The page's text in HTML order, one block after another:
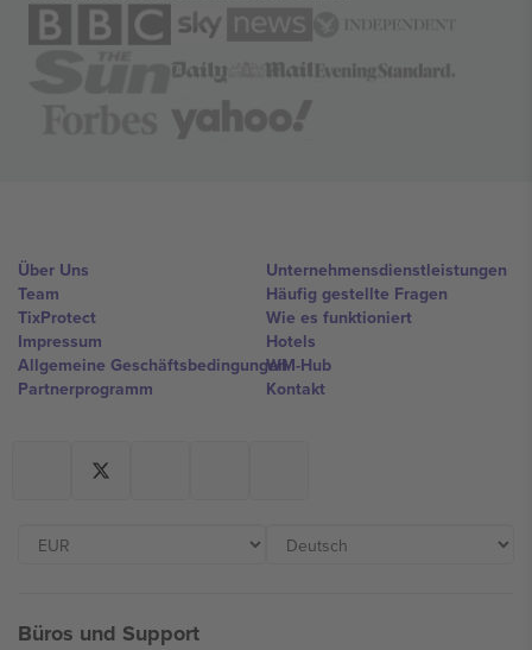
Über Uns
Team
TixProtect
Impressum
Allgemeine Geschäftsbedingungen
Partnerprogramm
Unternehmensdienstleistungen
Häufig gestellte Fragen
Wie es funktioniert
Hotels
WM-Hub
Kontakt
Büros und Support